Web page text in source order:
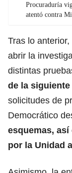
Procuraduría
atentó contra
Tras lo anterior,
abrir la
distintas
de la
solicitudes de
Democrático
esquemas,
por la Unidad